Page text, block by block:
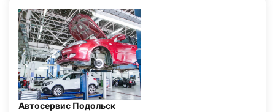
Автосервис Подольск